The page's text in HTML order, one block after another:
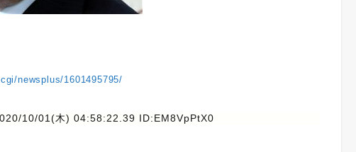
newsplus/1601495795/
10/01(木) 04:58:22.39 ID:EM8VpPtX0